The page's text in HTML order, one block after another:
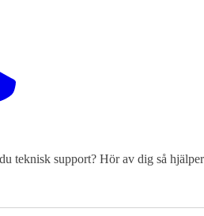
teknisk support? Hör av dig så hjälper